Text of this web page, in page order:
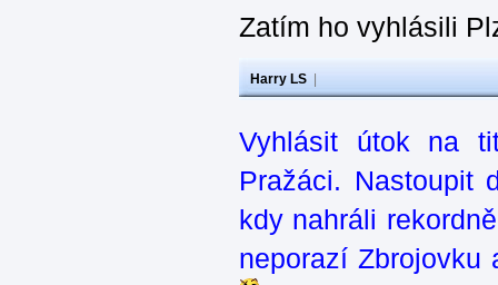
Zatím ho vyhlásili
Harry LS
Vyhlásit útok na
Pražáci. Nastoupit
kdy nahráli
neporazí